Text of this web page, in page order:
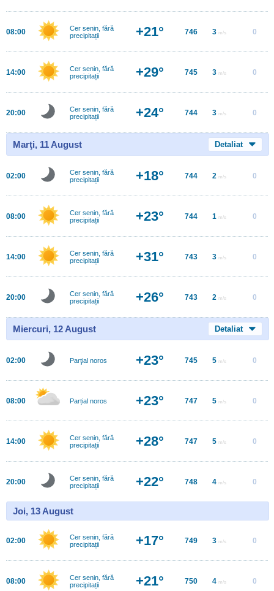
08:00
Cer senin, fără
precipitații
+21° 746 3 m/s 0
14:00
Cer senin, fără
precipitații
+29° 745 3 m/s 0
20:00
Cer senin, fără
precipitații
+24° 744 3 m/s 0
Marţi, 11 August Detaliat
02:00
Cer senin, fără
precipitații
+18° 744 2 m/s 0
08:00
Cer senin, fără
precipitații
+23° 744 1 m/s 0
14:00
Cer senin, fără
precipitații
+31° 743 3 m/s 0
20:00
Cer senin, fără
precipitații
+26° 743 2 m/s 0
Miercuri, 12 August Detaliat
02:00 Parţial noros +23° 745 5 m/s 0
08:00 Parțial noros +23° 747 5 m/s 0
14:00
Cer senin, fără
precipitații
+28° 747 5 m/s 0
20:00
Cer senin, fără
precipitații
+22° 748 4 m/s 0
Joi, 13 August
02:00
Cer senin, fără
precipitații
+17° 749 3 m/s 0
08:00
Cer senin, fără
precipitații
+21° 750 4 m/s 0